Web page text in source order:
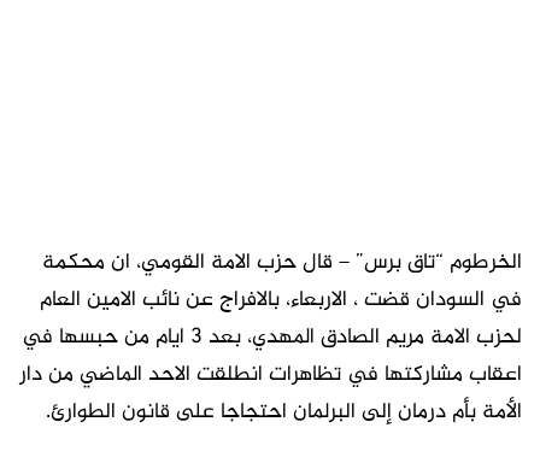
الخرطوم “تاق برس” – قال حزب الامة القومي، ان محكمة
في السودان قضت ، الاربعاء، بالافراج عن نائب الامين العام
لحزب الامة مريم الصادق المهدي، بعد 3 ايام من حبسها في
اعقاب مشاركتها في تظاهرات انطلقت الاحد الماضي من دار
الأمة بأم درمان إلى البرلمان احتجاجا على قانون الطوارئ.